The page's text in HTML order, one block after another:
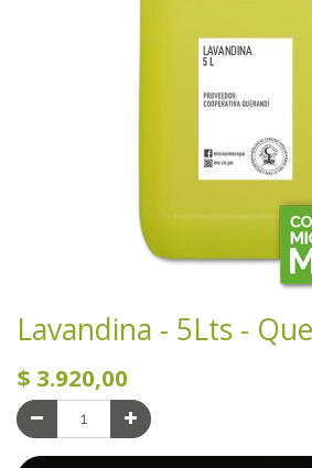
Lavandina - 5Lts -
$ 3.920,00